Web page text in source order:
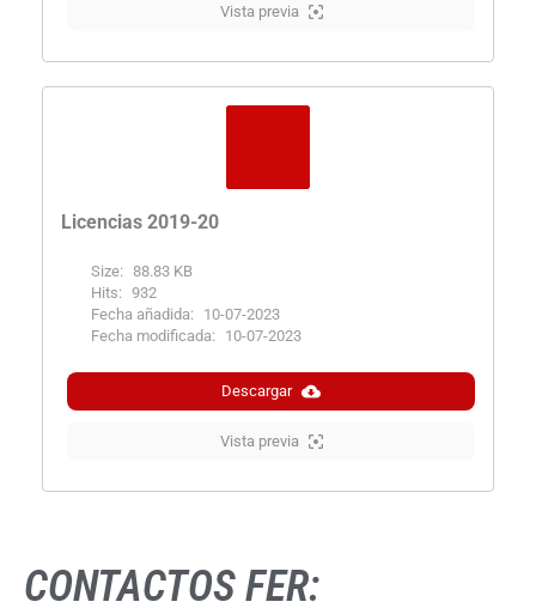
Vista previa
Licencias 2019-20
Size: 88.83 KB
Hits: 932
Fecha añadida:
10-07-2023
Fecha modificada:
10-07-2023
Descargar
Vista previa
CONTACTOS FER: